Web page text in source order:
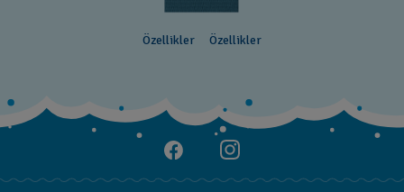
Özellikler Özellikler